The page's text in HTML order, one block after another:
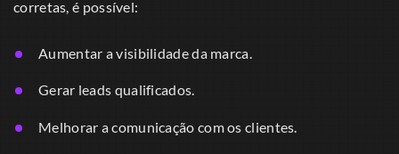
corretas, é possível:
Aumentar a visibilidade da marca.
Gerar leads qualificados.
Melhorar a comunicação com os clientes.